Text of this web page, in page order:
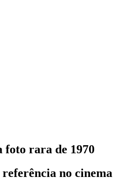
rara de 1970
no cinema